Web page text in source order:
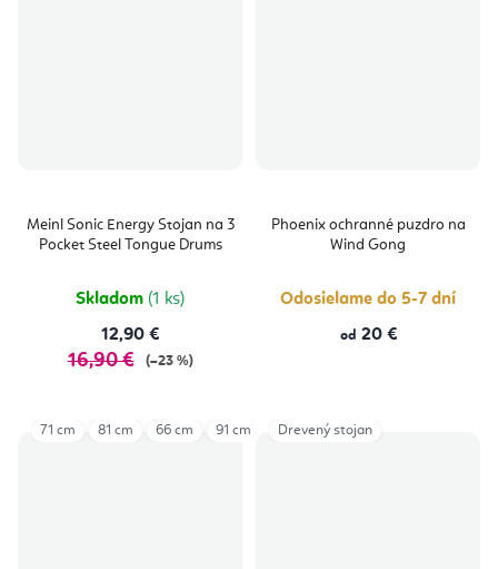
Meinl Sonic Energy Stojan na 3
Pocket Steel Tongue Drums
Skladom (1 ks)
12,90 €
16,90 € (–23 %)
Phoenix ochranné puzdro na
Wind Gong
Odosielame do 5-7 dní
od 20 €
71 cm 81 cm 66 cm 91 cm 96 cm 101 cm
Drevený stojan